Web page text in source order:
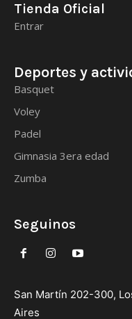
Tienda Oficial
Entrar
Deportes y
Basquet
Voley
Padel
Gimnasia 3era edad
Zumba
Seguinos
San Martín 202-300,
Aires